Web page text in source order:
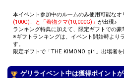
本イベント参加中のルームのみ使用可能なオ
(100G)」と「着物クマ(10,000G)」 が出現♪
ランキング特典に加えて、限定ギフトでの豪
※ギフトランキングは、イベント開始時より
す。
限定ギフトで「THE KIMONO girl」出場者を
ゲリライベント中は獲得ポイントが